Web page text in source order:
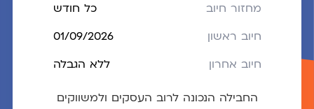
מחזור חיוב
כל חודש
חיוב ראשון
01/09/2026
חיוב אחרון
ללא הגבלה
החבילה הנכונה לרוב העסקים ולמשווקים